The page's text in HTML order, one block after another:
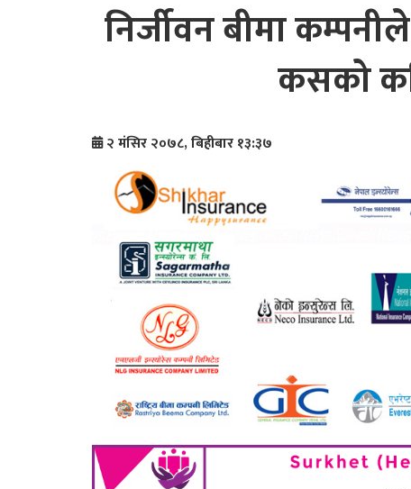
निर्जीवन बीमा
कसको
२ मंसिर २०७८, बिहीबार १३:३७